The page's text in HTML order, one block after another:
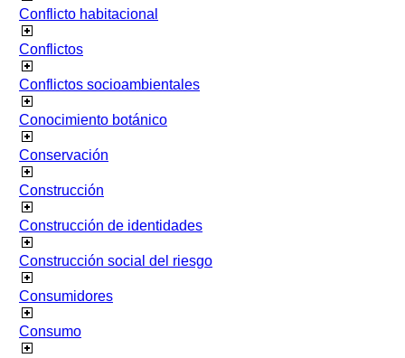
Conflicto habitacional
Conflictos
Conflictos socioambientales
Conocimiento botánico
Conservación
Construcción
Construcción de identidades
Construcción social del riesgo
Consumidores
Consumo